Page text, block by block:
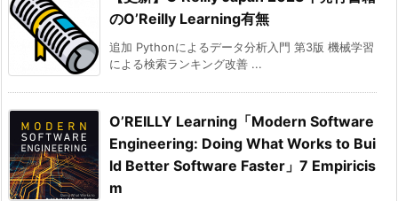
のO’Reilly Learning有無
追加 Pythonによるデータ分析入門 第3版 機械学習
による検索ランキング改善 ...
O’REILLY Learning「Modern Software
Engineering: Doing What Works to Bui
ld Better Software Faster」7 Empiricis
m